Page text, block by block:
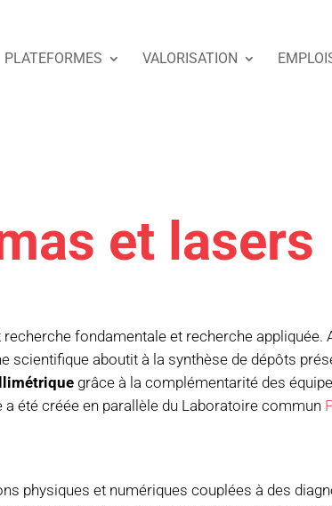
PLATEFORMES VALORISATION
et lasers
fondamentale et recherche appliquée.
scientifique aboutit à la synthèse de dépôts
grâce à la complémentarité des
été créée en parallèle du Laboratoire commun
physiques et numériques couplées à des